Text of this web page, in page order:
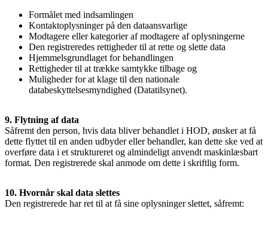
Formålet med indsamlingen
Kontaktoplysninger på den dataansvarlige
Modtagere eller kategorier af modtagere af oplysningerne
Den registreredes rettigheder til at rette og slette data
Hjemmelsgrundlaget for behandlingen
Rettigheder til at trække samtykke tilbage og
Muligheder for at klage til den nationale
databeskyttelsesmyndighed (Datatilsynet).
9. Flytning af data
Såfremt den person, hvis data bliver behandlet i HOD, ønsker at få
dette flyttet til en anden udbyder eller behandler, kan dette ske ved at
overføre data i et struktureret og almindeligt anvendt maskinlæsbart
format. Den registrerede skal anmode om dette i skriftlig form.
10. Hvornår skal data slettes
Den registrerede har ret til at få sine oplysninger slettet, såfremt: